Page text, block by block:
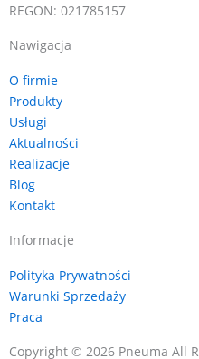
REGON: 021785157
Nawigacja
O firmie
Produkty
Usługi
Aktualności
Realizacje
Blog
Kontakt
Informacje
Polityka Prywatności
Warunki Sprzedaży
Praca
Copyright © 2026 Pneuma All